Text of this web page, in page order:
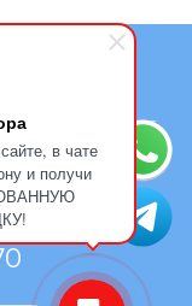
в чате
и получи
2026